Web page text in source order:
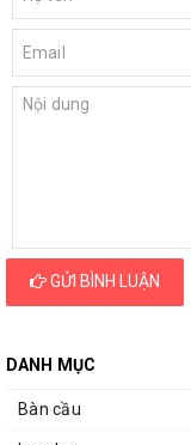
GỬI BÌNH LUẬN
DANH MỤC
Bàn cầu